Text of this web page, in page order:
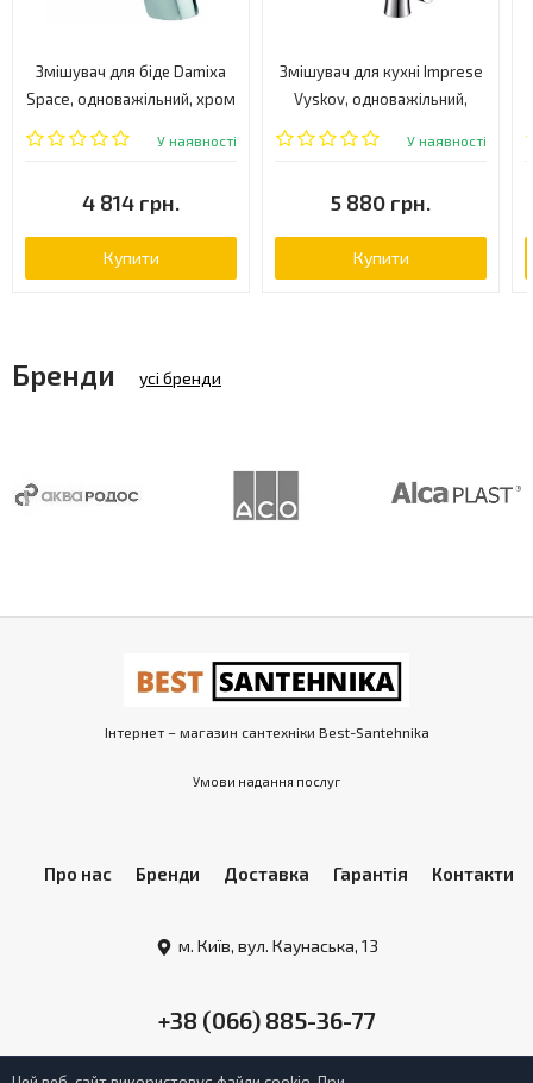
Змішувач для біде Damixa
Space, одноважільний, хром
(108310000)
У наявності
4 814 грн.
Купити
Змішувач для кухні Imprese
Vyskov, одноважільний,
хром (55340)
У наявності
5 880 грн.
Купити
Бренди усі бренди
Інтернет – магазин сантехніки Best-Santehnika
Умови надання послуг
Про нас Бренди Доставка Гарантія Контакти
м. Київ, вул. Каунаська, 13
+38 (066) 885-36-77